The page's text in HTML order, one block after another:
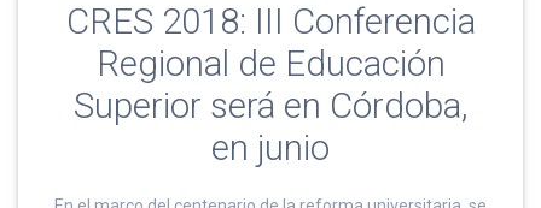
CRES 2018: III Conferencia
Regional de Educación
Superior será en Córdoba,
en junio